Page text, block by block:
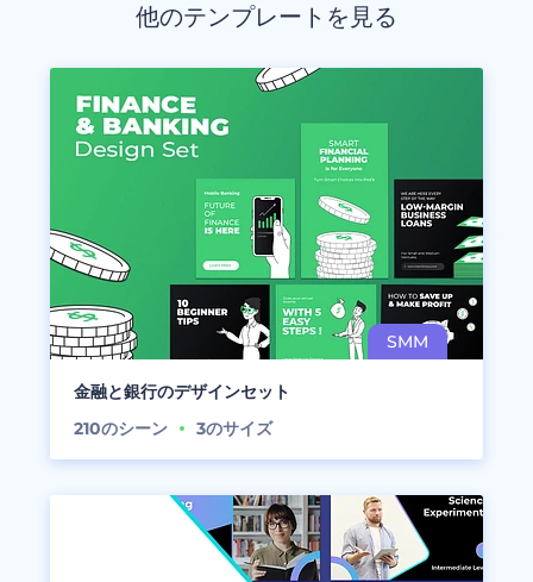
他のテンプレートを見る
金融と銀行のデザインセット
210のシーン 3のサイズ